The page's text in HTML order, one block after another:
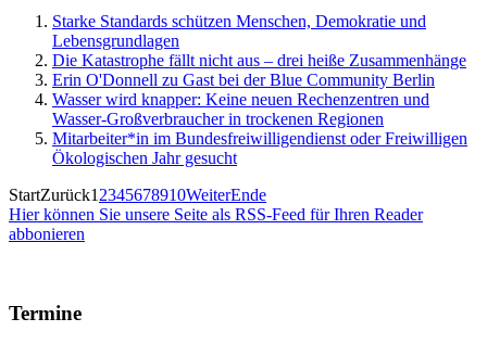
Starke Standards schützen Menschen, Demokratie und
Lebensgrundlagen
Die Katastrophe fällt nicht aus – drei heiße Zusammenhänge
Erin O'Donnell zu Gast bei der Blue Community Berlin
Wasser wird knapper: Keine neuen Rechenzentren und
Wasser-Großverbraucher in trockenen Regionen
Mitarbeiter*in im Bundesfreiwilligendienst oder Freiwilligen
Ökologischen Jahr gesucht
StartZurück1 2345678910WeiterEnde
Hier können Sie unsere Seite als RSS-Feed für Ihren Reader
abbonieren
Termine